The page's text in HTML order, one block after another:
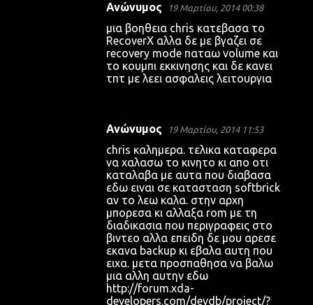
Ανώνυμος 19 Μαρτίου, 2014 00:38
μια βοηθεια chris κατεβασα το
RecoverX αλλα δε με βγαζει σε
recovery mode παταω volume και
το κουμπι εκκινησης και δε κανει
τπτ με λεει ασφαλεις λειτουργια
Ανώνυμος 19 Μαρτίου, 2014 11:53
chris καλημερα. τελικα καταφερα
να χαλασω το κινητο κι απο οτι
καταλαβα με αυτα που διαβασα
εδω ειναι σε κατασταση softbrick
αν το λεω καλα. στην αρχη
μπορεσα κι αλλαξα rom με τη
διαδικασια που περιγραφεις στο
βιντεο αλλα επειδη δε μου αρεσε
εκανα backup κι εβαλα αυτη που
ειχα. μετα προσπαθησα να βαλω
μια αλλη αυτην εδω
http://forum.xda-
developers.com/devdb/project/?